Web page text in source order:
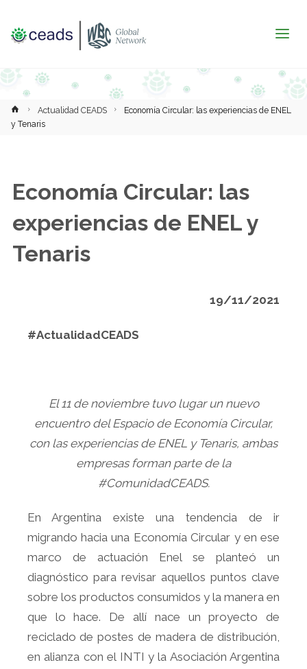
InicioActualidad CEADS
Economía Circular: las experiencias de ENEL
y Tenaris
Economía Circular: las
experiencias de ENEL y
Tenaris
19/11/2021
#ActualidadCEADS
El 11 de noviembre tuvo lugar un nuevo
encuentro del Espacio de Economía Circular,
con las experiencias de ENEL y Tenaris, ambas
empresas forman parte de la
#ComunidadCEADS.
En Argentina existe una tendencia de ir
migrando hacia una Economía Circular y en ese
marco de actuación Enel se planteó un
diagnóstico para revisar aquellos puntos clave
sobre los productos consumidos y la manera en
que lo hace. De allí nace un proyecto de
reciclado de postes de madera de distribución,
en alianza con el INTI y la Asociación Argentina